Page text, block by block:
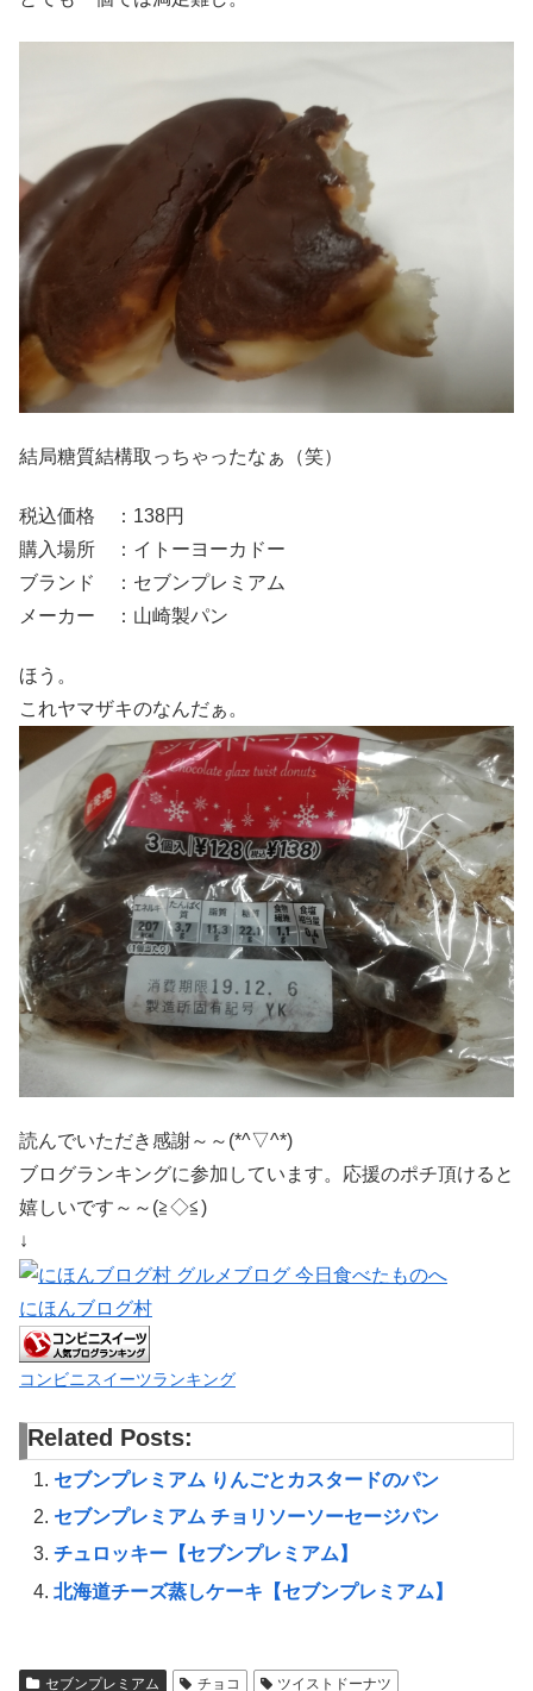
結局糖質結構取っちゃったなぁ（笑）
税込価格 ：138円
購入場所 ：イトーヨーカドー
ブランド ：セブンプレミアム
メーカー ：山崎製パン
ほう。
これヤマザキのなんだぁ。
読んでいただき感謝～～(*^▽^*)
ブログランキングに参加しています。応援のポチ頂けると
嬉しいです～～(≧◇≦)
↓
にほんブログ村
コンビニスイーツランキング
Related Posts:
セブンプレミアム りんごとカスタードのパン
セブンプレミアム チョリソーソーセージパン
チュロッキー【セブンプレミアム】
北海道チーズ蒸しケーキ【セブンプレミアム】
セブンプレミアム チョコ ツイストドーナツ